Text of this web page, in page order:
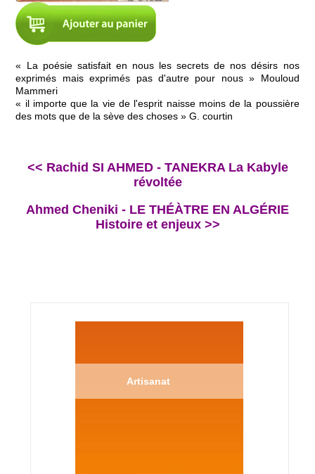
« La poésie satisfait en nous les secrets de nos désirs nos
exprimés mais exprimés pas d'autre pour nous » Mouloud
Mammeri
« il importe que la vie de l'esprit naisse moins de la poussière
des mots que de la sève des choses » G. courtin
<< Rachid SI AHMED - TANEKRA La Kabyle
révoltée
Ahmed Cheniki - LE THÉÀTRE EN ALGÉRIE
Histoire et enjeux >>
Artisanat